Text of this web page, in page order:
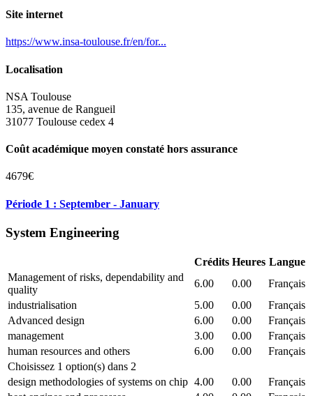
Site internet
https://www.insa-toulouse.fr/en/for...
Localisation
NSA Toulouse
135, avenue de Rangueil
31077 Toulouse cedex 4
Coût académique moyen constaté hors assurance
4679€
Période 1 : September - January
System Engineering
Crédits Heures Langue
Management of risks, dependability and
quality
6.00 0.00
Français
industrialisation
5.00 0.00
Français
Advanced design
6.00 0.00
Français
management
3.00 0.00
Français
human resources and others
6.00 0.00
Français
Choisissez 1 option(s) dans 2
design methodologies of systems on chip 4.00 0.00
Français